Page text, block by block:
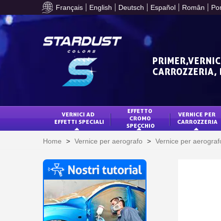
Français English Deutsch Español Român
VERNICI AD
EFFETTI SPECIALI
EFFETTO
CROMO
SPECCHIO
VERNICE PER
CARROZZERIA
Home > Vernice per aerografo > Vernice per